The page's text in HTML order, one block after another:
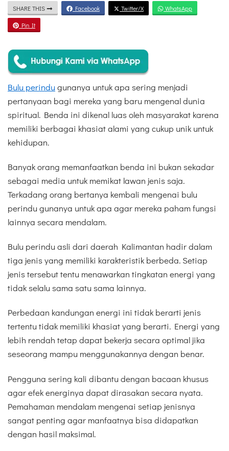
SHARE THIS Facebook Twitter/X WhatsApp
Pin It
Bulu perindu gunanya untuk apa sering menjadi
pertanyaan bagi mereka yang baru mengenal dunia
spiritual. Benda ini dikenal luas oleh masyarakat karena
memiliki berbagai khasiat alami yang cukup unik untuk
kehidupan.
Banyak orang memanfaatkan benda ini bukan sekadar
sebagai media untuk memikat lawan jenis saja.
Terkadang orang bertanya kembali mengenai bulu
perindu gunanya untuk apa agar mereka paham fungsi
lainnya secara mendalam.
Bulu perindu asli dari daerah Kalimantan hadir dalam
tiga jenis yang memiliki karakteristik berbeda. Setiap
jenis tersebut tentu menawarkan tingkatan energi yang
tidak selalu sama satu sama lainnya.
Perbedaan kandungan energi ini tidak berarti jenis
tertentu tidak memiliki khasiat yang berarti. Energi yang
lebih rendah tetap dapat bekerja secara optimal jika
seseorang mampu menggunakannya dengan benar.
Pengguna sering kali dibantu dengan bacaan khusus
agar efek energinya dapat dirasakan secara nyata.
Pemahaman mendalam mengenai setiap jenisnya
sangat penting agar manfaatnya bisa didapatkan
dengan hasil maksimal.